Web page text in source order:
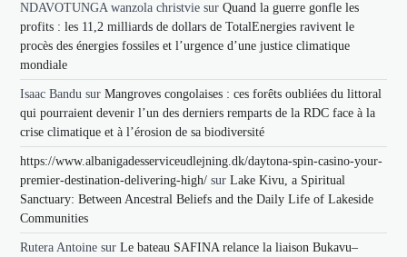
NDAVOTUNGA wanzola christvie surQuand la guerre gonfle les
profits : les 11,2 milliards de dollars de TotalEnergies ravivent le
procès des énergies fossiles et l’urgence d’une justice climatique
mondiale
Isaac Bandu surMangroves congolaises : ces forêts oubliées du littoral
qui pourraient devenir l’un des derniers remparts de la RDC face à la
crise climatique et à l’érosion de sa biodiversité
https://www.albanigadesserviceudlejning.dk/daytona-spin-casino-your-
premier-destination-delivering-high/ surLake Kivu, a Spiritual
Sanctuary: Between Ancestral Beliefs and the Daily Life of Lakeside
Communities
Rutera Antoine surLe bateau SAFINA relance la liaison Bukavu–